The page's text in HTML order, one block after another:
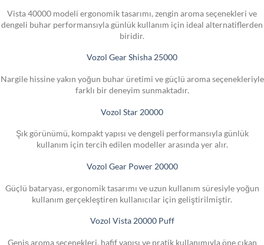
Vista 40000 modeli ergonomik tasarımı, zengin aroma seçenekleri ve
dengeli buhar performansıyla günlük kullanım için ideal alternatiflerden
biridir.
Vozol Gear Shisha 25000
Nargile hissine yakın yoğun buhar üretimi ve güçlü aroma seçenekleriyle
farklı bir deneyim sunmaktadır.
Vozol Star 20000
Şık görünümü, kompakt yapısı ve dengeli performansıyla günlük
kullanım için tercih edilen modeller arasında yer alır.
Vozol Gear Power 20000
Güçlü bataryası, ergonomik tasarımı ve uzun kullanım süresiyle yoğun
kullanım gerçekleştiren kullanıcılar için geliştirilmiştir.
Vozol Vista 20000 Puff
Geniş aroma seçenekleri, hafif yapısı ve pratik kullanımıyla öne çıkan